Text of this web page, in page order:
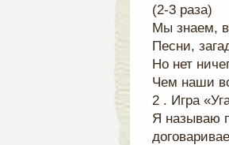
(2-3 раза)
Мы знаем,
Песни,
Но нет
Чем наши
2 . Игра
Я называю